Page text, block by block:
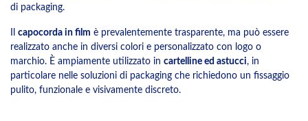
di packaging.
capocorda in film è prevalentemente trasparente, ma può essere
realizzato anche in diversi colori e personalizzato con logo o
marchio. È ampiamente utilizzato in cartelline ed astucci, in
particolare nelle soluzioni di packaging che richiedono un fissaggio
pulito, funzionale e visivamente discreto.